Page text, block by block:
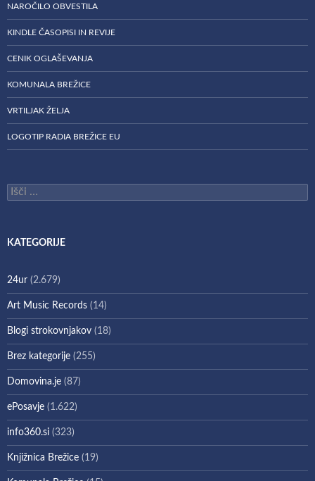
NAROČILO OBVESTILA
KINDLE ČASOPISI IN REVIJE
CENIK OGLAŠEVANJA
KOMUNALA BREŽICE
VRTILJAK ŽELJA
LOGOTIP RADIA BREŽICE EU
Išči:
KATEGORIJE
24ur (2.679)
Art Music Records (14)
Blogi strokovnjakov (18)
Brez kategorije (255)
Domovina.je (87)
ePosavje (1.622)
info360.si (323)
Knjižnica Brežice (19)